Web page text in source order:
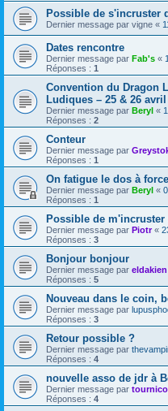
Possible de s'incruster
Dernier message par vigne «
Dates rencontre
Dernier message par Fab's «
Réponses : 1
Convention du Dragon
Ludiques – 25 & 26 avril
Dernier message par Beryl «
Réponses : 2
Conteur
Dernier message par
Réponses : 1
On fatigue le dos à
Dernier message par Beryl «
Réponses : 1
Possible de m'incruster
Dernier message par Piotr«
Réponses : 3
Bonjour bonjour
Dernier message par eldakien
Réponses : 5
Nouveau dans le coin,
Dernier message par
Réponses : 3
Retour possible ?
Dernier message par
Réponses : 4
nouvelle asso de jdr à
Dernier message par
Réponses : 4